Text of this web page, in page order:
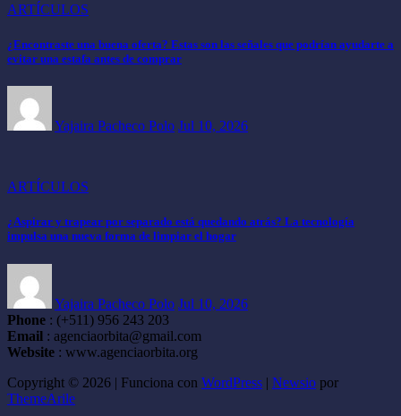
ARTÍCULOS
¿Encontraste una buena oferta? Estas son las señales que podrían ayudarte a
evitar una estafa antes de comprar
Yajaira Pacheco Polo Jul 10, 2026
ARTÍCULOS
¿Aspirar y trapear por separado está quedando atrás? La tecnología
impulsa una nueva forma de limpiar el hogar
Yajaira Pacheco Polo Jul 10, 2026
Phone : (+511) 956 243 203
Email : agenciaorbita@gmail.com
Website : www.agenciaorbita.org
Copyright © 2026 | Funciona con WordPress | Newsio por
ThemeArile